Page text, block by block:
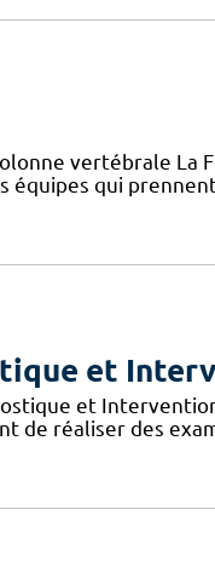
vertébrale
qui
et
et
de réaliser des